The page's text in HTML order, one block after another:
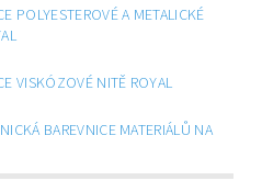
POLYESTEROVÉ A METALICKÉ
VISKÓZOVÉ NITĚ ROYAL
BAREVNICE MATERIÁLŮ NA